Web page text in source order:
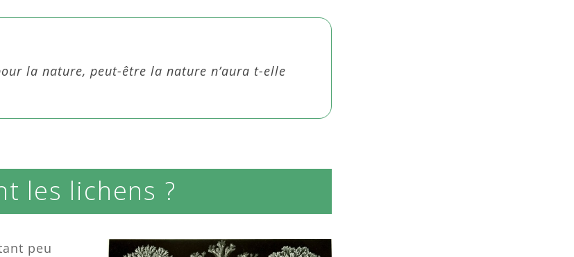
la nature, peut-être la nature n’aura t-elle
les lichens ?
peu